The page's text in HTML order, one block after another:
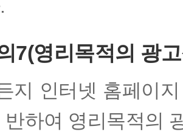
7(영리목적의 광
지 인터넷 홈페이
반하여 영리목적의